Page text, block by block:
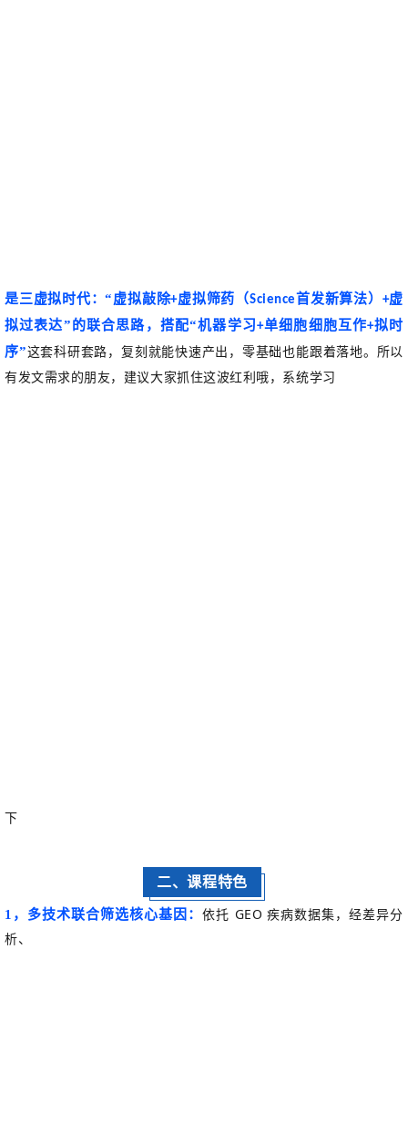
是三虚拟时代：“虚拟敲除+虚拟筛药（Science首发新算法） +虚
拟过表达”的联合思路，搭配“机器学习+单细胞细胞互作+拟时
序”这套科研套路，复刻就能快速产出，零基础也能跟着落地。所以
有发文需求的朋友，建议大家抓住这波红利哦，系统学习
下
二、课程特色
1， 多技术联合筛选核心基因：依托 GEO疾病数据集，经差异分
析、